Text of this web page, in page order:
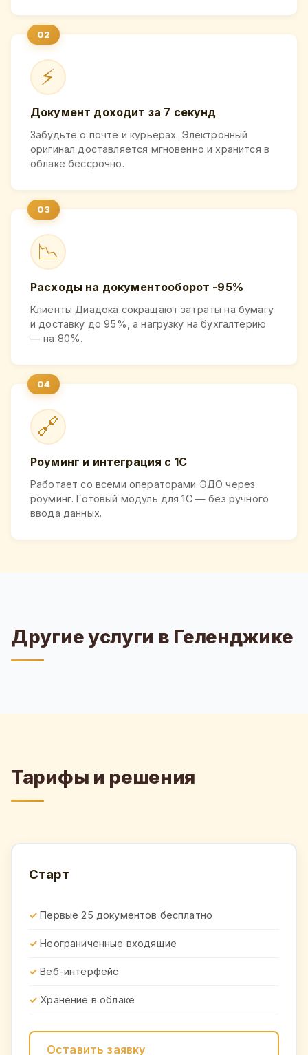
⚡
Документ доходит за 7 секунд
Забудьте о почте и курьерах. Электронный
оригинал доставляется мгновенно и хранится в
облаке бессрочно.
📉
Расходы на документооборот -95%
Клиенты Диадока сокращают затраты на бумагу
и доставку до 95%, а нагрузку на бухгалтерию
— на 80%.
🔗
Роуминг и интеграция с 1С
Работает со всеми операторами ЭДО через
роуминг. Готовый модуль для 1С — без ручного
ввода данных.
Другие услуги в Геленджике
Тарифы и решения
Старт
Первые 25 документов бесплатно
Неограниченные входящие
Веб-интерфейс
Хранение в облаке
Оставить заявку